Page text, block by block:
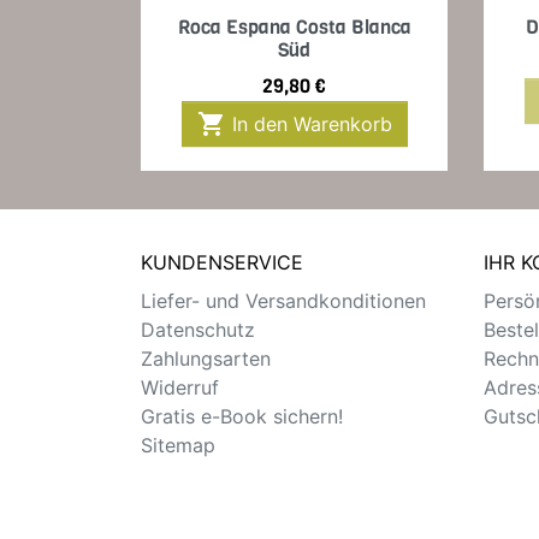
Vorschau
Roca Espana Costa Blanca
Süd
Preis
29,80 €
 In den Warenkorb
KUNDENSERVICE
Liefer- und Versandkonditionen
Datenschutz
Zahlungsarten
Widerruf
Gratis e-Book sichern!
Sitemap
IHR